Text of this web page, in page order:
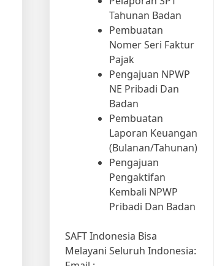
Tahunan Badan
Pembuatan
Nomer Seri Faktur
Pajak
Pengajuan NPWP
NE Pribadi Dan
Badan
Pembuatan
Laporan Keuangan
(Bulanan/Tahunan)
Pengajuan
Pengaktifan
Kembali NPWP
Pribadi Dan Badan
SAFT Indonesia Bisa
Melayani Seluruh Indonesia: